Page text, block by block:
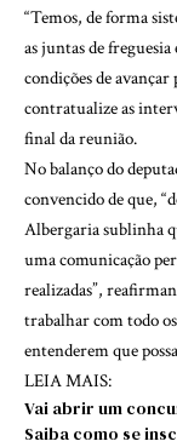
“Temos, de forma
as juntas de
condições de
contratualize as
final da reunião.
No balanço do
convencido de que,
Albergaria sublinha
uma comunicação
realizadas”,
trabalhar com todo
entenderem que
LEIA MAIS:
Vai abrir um
Saiba como se